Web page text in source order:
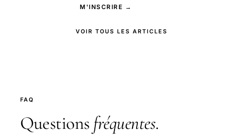
M'INSCRIRE →
VOIR TOUS LES ARTICLES
FAQ
Questions fréquentes.